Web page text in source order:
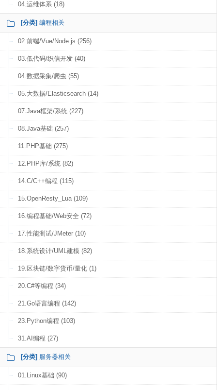
04.运维体系 (18)
[分类] 编程相关
02.前端/Vue/Node.js (256)
03.低代码/织信开发 (40)
04.数据采集/爬虫 (55)
05.大数据/Elasticsearch (14)
07.Java框架/系统 (227)
08.Java基础 (257)
11.PHP基础 (275)
12.PHP库/系统 (82)
14.C/C++编程 (115)
15.OpenResty_Lua (109)
16.编程基础/Web安全 (72)
17.性能测试/JMeter (10)
18.系统设计/UML建模 (82)
19.区块链/数字货币/量化 (1)
20.C#等编程 (34)
21.Go语言编程 (142)
23.Python编程 (103)
31.AI编程 (27)
[分类] 服务器相关
01.Linux基础 (90)